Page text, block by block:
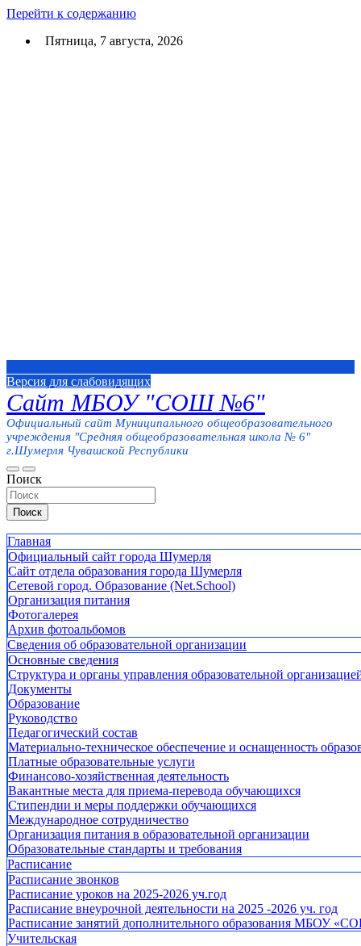
Перейти к содержанию
Пятница, 7 августа, 2026
Версия для слабовидящих
Сайт МБОУ "СОШ №6"
Официальный сайт Муниципального общеобразовательного
учреждения "Средняя общеобразовательная школа № 6"
г.Шумерля Чувашской Республики
Поиск
Поиск
Главная
Официальный сайт города Шумерля
Сайт отдела образования города Шумерля
Сетевой город. Образование (Net.School)
Организация питания
Фотогалерея
Архив фотоальбомов
Сведения об образовательной организации
Основные сведения
Структура и органы управления образовательной
Документы
Образование
Руководство
Педагогический состав
Материально-техническое обеспечение и оснащенность
Платные образовательные услуги
Финансово-хозяйственная деятельность
Вакантные места для приема-перевода обучающихся
Стипендии и меры поддержки обучающихся
Международное сотрудничество
Организация питания в образовательной организации
Образовательные стандарты и требования
Расписание
Расписание звонков
Расписание уроков на 2025-2026 уч.год
Расписание внеурочной деятельности на 2025 -2026 уч. год
Расписание занятий дополнительного образования МБОУ
Учительская